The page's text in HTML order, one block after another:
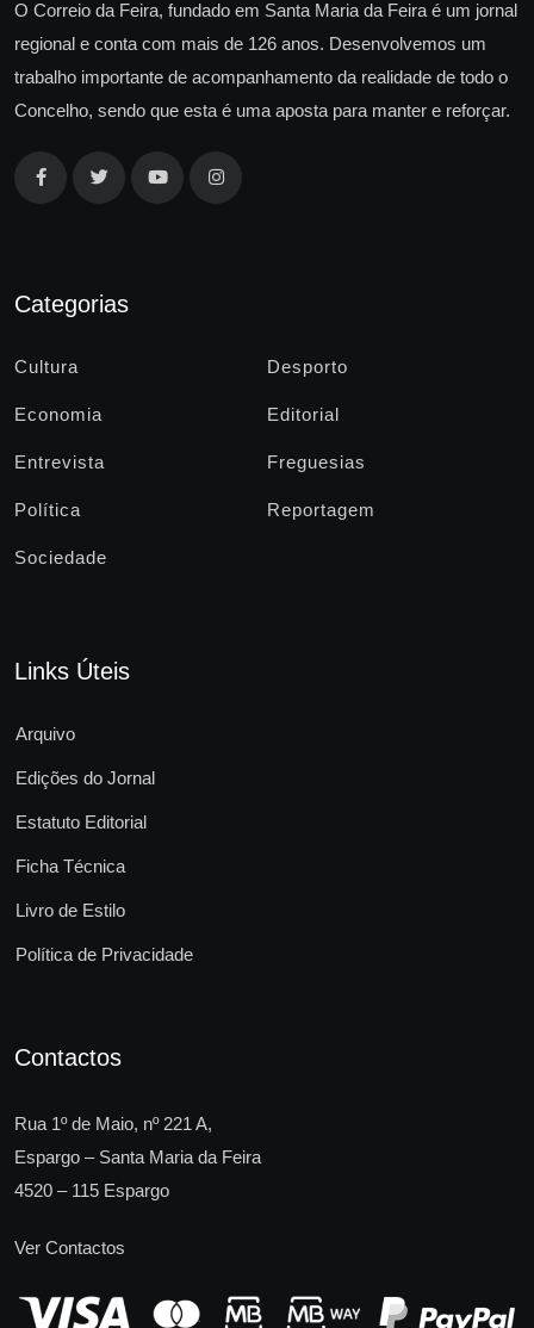
O Correio da Feira, fundado em Santa Maria da Feira é um jornal
regional e conta com mais de 126 anos. Desenvolvemos um
trabalho importante de acompanhamento da realidade de todo o
Concelho, sendo que esta é uma aposta para manter e reforçar.
Categorias
Cultura Desporto
Economia Editorial
Entrevista Freguesias
Política Reportagem
Sociedade
Links Úteis
Arquivo
Edições do Jornal
Estatuto Editorial
Ficha Técnica
Livro de Estilo
Política de Privacidade
Contactos
Rua 1º de Maio, nº 221 A,
Espargo – Santa Maria da Feira
4520 – 115 Espargo
Ver Contactos